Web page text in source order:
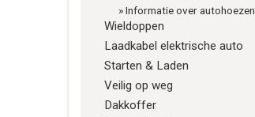
»Informatie over autohoezen
Wieldoppen
Laadkabel elektrische auto
Starten & Laden
Veilig op weg
Dakkoffer